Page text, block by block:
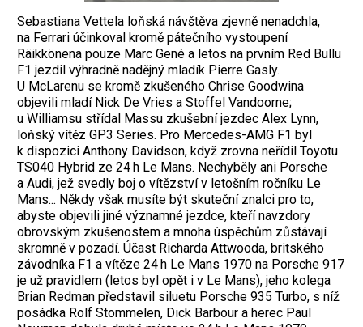
Sebastiana Vettela loňská návštěva zjevně nenadchla,
na Ferrari účinkoval kromě pátečního vystoupení
Räikkönena pouze Marc Gené a letos na prvním Red Bullu
F1 jezdil výhradně nadějný mladík Pierre Gasly.
U McLarenu se kromě zkušeného Chrise Goodwina
objevili mladí Nick De Vries a Stoffel Vandoorne;
u Williamsu střídal Massu zkušební jezdec Alex Lynn,
loňský vítěz GP3 Series. Pro Mercedes-AMG F1 byl
k dispozici Anthony Davidson, když zrovna neřídil Toyotu
TS040 Hybrid ze 24 h Le Mans. Nechyběly ani Porsche
a Audi, jež svedly boj o vítězství v letošním ročníku Le
Mans... Někdy však musíte být skuteční znalci pro to,
abyste objevili jiné významné jezdce, kteří navzdory
obrovským zkušenostem a mnoha úspěchům zůstávají
skromně v pozadí. Účast Richarda Attwooda, britského
závodníka F1 a vítěze 24 h Le Mans 1970 na Porsche 917
je už pravidlem (letos byl opět i v Le Mans), jeho kolega
Brian Redman představil siluetu Porsche 935 Turbo, s níž
posádka Rolf Stommelen, Dick Barbour a herec Paul